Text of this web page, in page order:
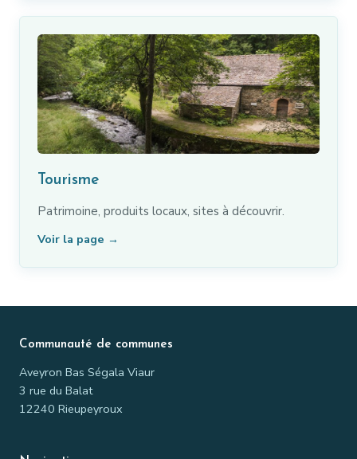
Tourisme
Patrimoine, produits locaux, sites à découvrir.
Voir la page →
Communauté de communes
Aveyron Bas Ségala Viaur
3 rue du Balat
12240 Rieupeyroux